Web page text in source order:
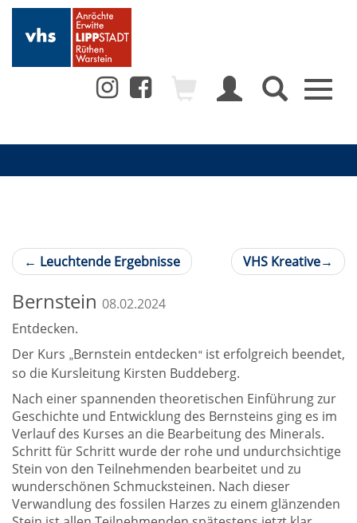
Toggle
← Leuchtende Ergebnisse VHS Kreative→
Bernstein 08.02.2024
Entdecken.
Der Kurs „Bernstein entdecken“ ist erfolgreich beendet,
so die Kursleitung Kirsten Buddeberg.
Nach einer spannenden theoretischen Einführung zur
Geschichte und Entwicklung des Bernsteins ging es im
Verlauf des Kurses an die Bearbeitung des Minerals.
Schritt für Schritt wurde der rohe und undurchsichtige
Stein von den Teilnehmenden bearbeitet und zu
wunderschönen Schmucksteinen. Nach dieser
Verwandlung des fossilen Harzes zu einem glänzenden